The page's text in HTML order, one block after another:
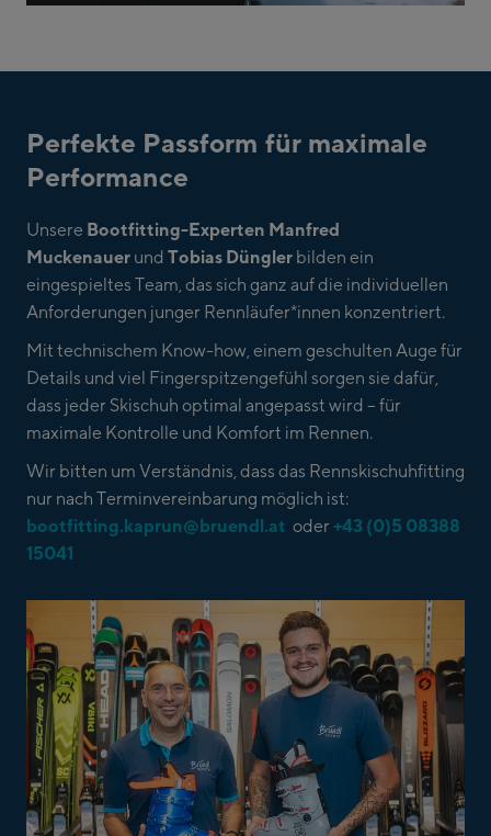
Perfekte Passform für maximale
Performance
Unsere Bootfitting-Experten Manfred
Muckenauer und Tobias Düngler bilden ein
eingespieltes Team, das sich ganz auf die individuellen
Anforderungen junger Rennläufer*innen konzentriert.
Mit technischem Know-how, einem geschulten Auge für
Details und viel Fingerspitzengefühl sorgen sie dafür,
dass jeder Skischuh optimal angepasst wird – für
maximale Kontrolle und Komfort im Rennen.
Wir bitten um Verständnis, dass das Rennskischuhfitting
nur nach Terminvereinbarung möglich ist:
bootfitting.kaprun@bruendl.at oder +43 (0)5 08388
15041